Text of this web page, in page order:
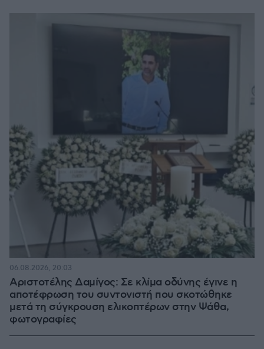
Αριστοτέλης Δαμίγος: Σε κλίμα οδύνης έγινε η
αποτέφρωση του συντονιστή που σκοτώθηκε
μετά τη σύγκρουση ελικοπτέρων στην Ψάθα,
φωτογραφίες
06.08.2026, 20:03